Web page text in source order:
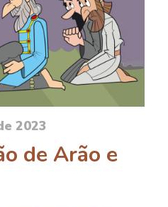
2023
de Arão e